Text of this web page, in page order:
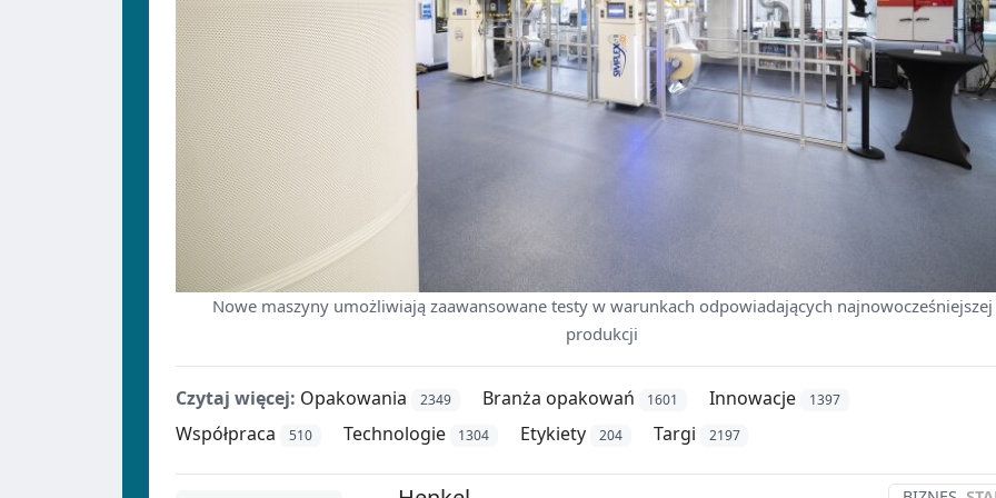
Nowe maszyny umożliwiają zaawansowane testy w warunkach odpowiadających najnowocześniejszej
produkcji
Czytaj więcej: Opakowania 2349 Branża opakowań 1601 Innowacje 1397
Współpraca 510 Technologie 1304 Etykiety 204 Targi 2197